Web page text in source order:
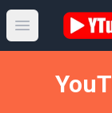
Open main menu